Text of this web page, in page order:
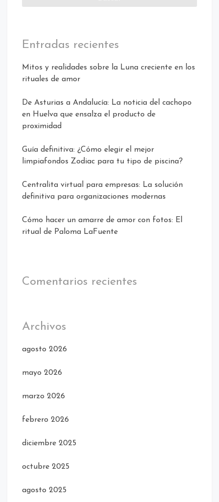
Entradas recientes
Mitos y realidades sobre la Luna creciente en los
rituales de amor
De Asturias a Andalucía: La noticia del cachopo
en Huelva que ensalza el producto de
proximidad
Guía definitiva: ¿Cómo elegir el mejor
limpiafondos Zodiac para tu tipo de piscina?
Centralita virtual para empresas: La solución
definitiva para organizaciones modernas
Cómo hacer un amarre de amor con fotos: El
ritual de Paloma LaFuente
Comentarios recientes
Archivos
agosto 2026
mayo 2026
marzo 2026
febrero 2026
diciembre 2025
octubre 2025
agosto 2025